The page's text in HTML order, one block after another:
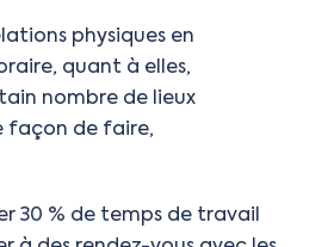
physiques en
quant à elles,
nombre de lieux
façon de faire,
30 % de temps de travail